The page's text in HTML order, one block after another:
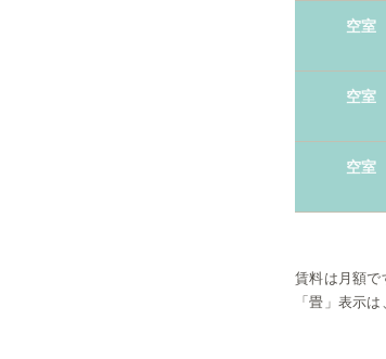
空室
空室
空室
賃料は月額で
「畳」表示